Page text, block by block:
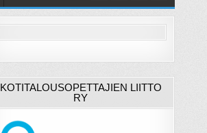
KOTITALOUSOPETTAJIEN LIITTO
RY